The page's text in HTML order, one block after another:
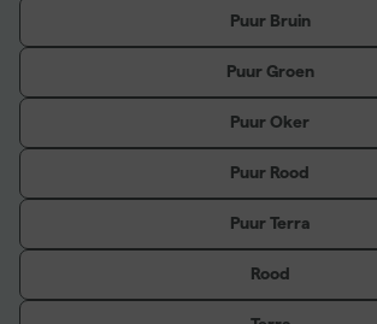
Puur Bruin
Puur Groen
Puur Oker
Puur Rood
Puur Terra
Rood